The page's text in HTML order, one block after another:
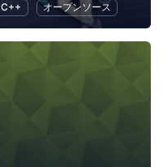
C++ オープンソース